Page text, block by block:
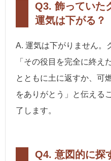
Q3. 飾っていた
運気は下がる？
A. 運気は下がりません。
「その役目を完全に終え
とともに土に返すか、可
をありがとう」と伝える
了します。
Q4. 意図的に探